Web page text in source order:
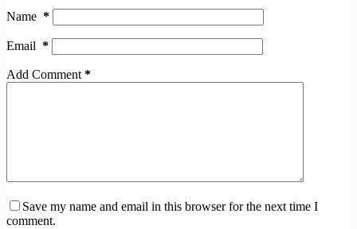
Name *
Email *
Add Comment *
Save my name and email in this browser for the next time I
comment.